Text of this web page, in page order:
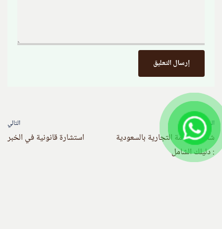
السابق
شطب العلامة التجارية بالسعودية
: دليلك الشامل
التالي
استشارة قانونية في الخبر